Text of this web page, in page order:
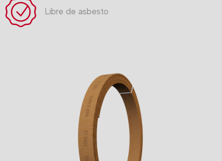
Libre de asbesto